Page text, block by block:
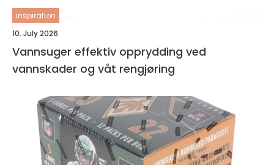
inspiration
10. July 2026
Vannsuger effektiv opprydding ved
vannskader og våt rengjøring